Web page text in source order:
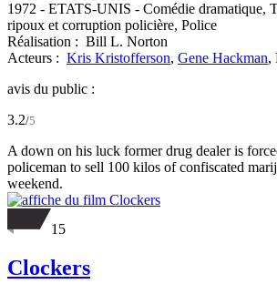
1972 - ETATS-UNIS - Comédie dramatique,
ripoux et corruption policière, Police
Réalisation : Bill L. Norton
Acteurs : Kris Kristofferson, Gene Hackman,
avis du public :
3.2/5
A down on his luck former drug dealer is
policeman to sell 100 kilos of confiscated
weekend.
15
Clockers